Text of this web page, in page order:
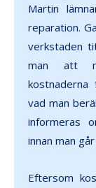
Martin
reparation.
verkstaden
man att
vad man
informeras
innan man
Eftersom